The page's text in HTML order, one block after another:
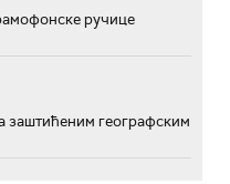
ручице
заштићеним географским